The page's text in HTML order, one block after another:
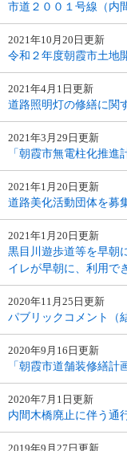
市道２００１号線（内
2021年10月20日更新
令和２年度朝霞市土地
2021年4月1日更新
道路照明灯の修繕に関
2021年3月29日更新
「朝霞市無電柱化推進
2021年1月20日更新
道路美化活動団体を募
2021年1月20日更新
黒目川遊歩道等を早朝
イレが早朝に、利用で
2020年11月25日更新
パブリックコメント（
2020年9月16日更新
「朝霞市道舗装修繕計
2020年7月1日更新
内間木橋廃止に伴う通
2019年9月27日更新